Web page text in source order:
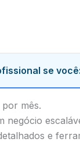
se você:
por mês.
negócio
e